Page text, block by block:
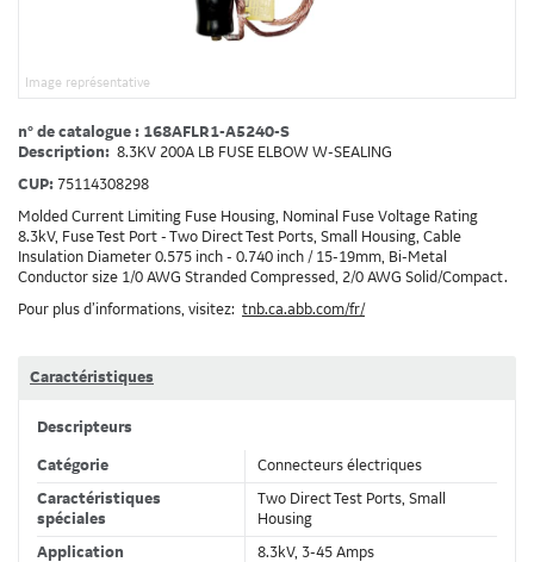
Image représentative
n° de catalogue : 168AFLR1-A5240-S
Description: 8.3KV 200A LB FUSE ELBOW W-SEALING
CUP: 75114308298
Molded Current Limiting Fuse Housing, Nominal Fuse Voltage Rating
8.3kV, Fuse Test Port - Two Direct Test Ports, Small Housing, Cable
Insulation Diameter 0.575 inch - 0.740 inch / 15-19mm, Bi-Metal
Conductor size 1/0 AWG Stranded Compressed, 2/0 AWG Solid/Compact.
Pour plus d’informations, visitez: tnb.ca.abb.com/fr/
Caractéristiques
Descripteurs
Catégorie
Connecteurs électriques
Caractéristiques
spéciales
Two Direct Test Ports, Small
Housing
Application
8.3kV, 3-45 Amps